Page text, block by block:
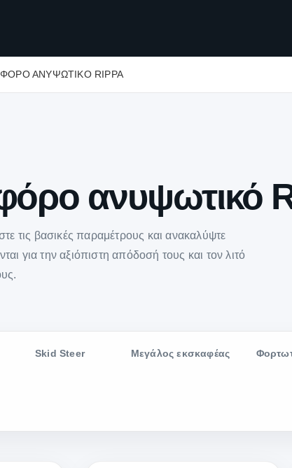
ΑΝΥΨΩΤΙΚΌ RIPPA
ανυψωτικό
τις βασικές παραμέτρους και ανακαλύψτε
για την αξιόπιστη απόδοσή τους και τον λιτό
Skid Steer Μεγάλος εκσκαφέας